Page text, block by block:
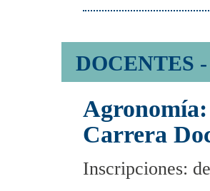
DOCENTES
Carrera
Inscripciones: